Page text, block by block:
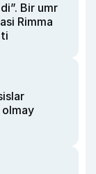
Bir umr
Rimma